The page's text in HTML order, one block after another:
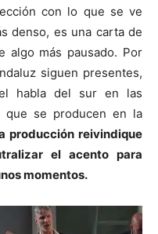
con lo que se ve
denso, es una carta de
algo más pausado. Por
siguen presentes,
habla del sur en las
que se producen en la
producción reivindique
el acento para
momentos.